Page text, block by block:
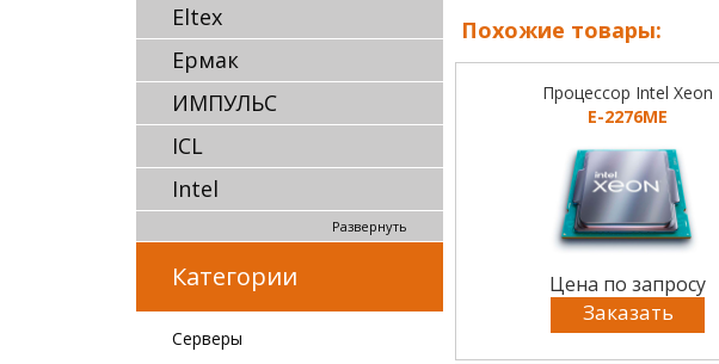
Eltex
Ермак
ИМПУЛЬС
ICL
Intel
Развернуть
Категории
Серверы
Похожие товары:
Процессор Intel Xeon
E-2276ME
Цена по запросу
Заказать